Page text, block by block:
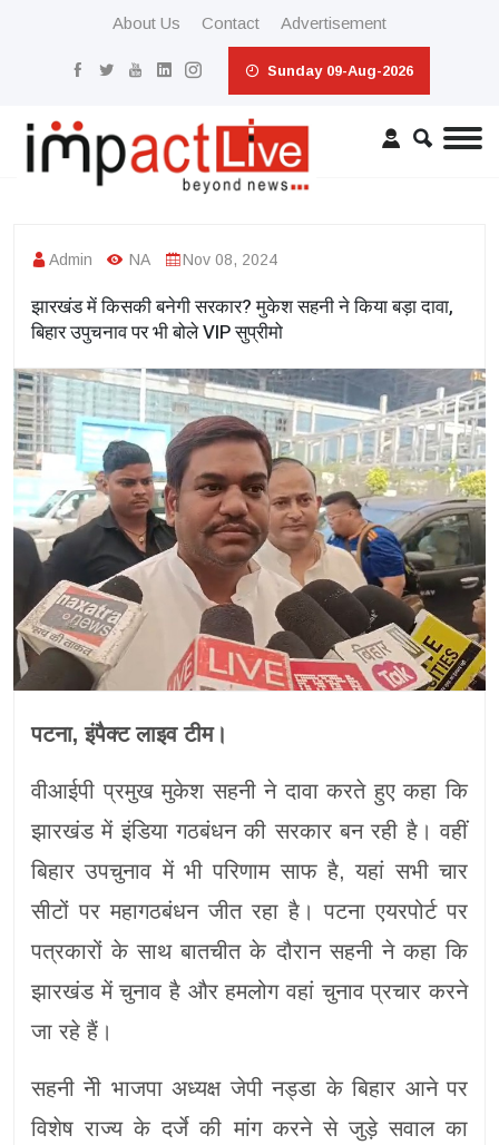
About Us Contact Advertisement
Sunday 09-Aug-2026
Admin NA Nov 08, 2024
झारखंड में किसकी बनेगी सरकार? मुकेश सहनी ने किया बड़ा दावा,
बिहार उपुचनाव पर भी बोले VIP सुप्रीमो
पटना, इंपैक्ट लाइव टीम।
वीआईपी प्रमुख मुकेश सहनी ने दावा करते हुए कहा कि
झारखंड में इंडिया गठबंधन की सरकार बन रही है। वहीं
बिहार उपचुनाव में भी परिणाम साफ है, यहां सभी चार
सीटों पर महागठबंधन जीत रहा है। पटना एयरपोर्ट पर
पत्रकारों के साथ बातचीत के दौरान सहनी ने कहा कि
झारखंड में चुनाव है और हमलोग वहां चुनाव प्रचार करने
जा रहे हैं।
सहनी नेी भाजपा अध्यक्ष जेपी नड्डा के बिहार आने पर
विशेष राज्य के दर्जे की मांग करने से जुड़े सवाल का